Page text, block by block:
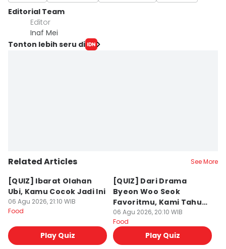
Editorial Team
Editor
Inaf Mei
Tonton lebih seru di
Related Articles See More
[QUIZ] Ibarat Olahan
Ubi, Kamu Cocok Jadi Ini
06 Agu 2026, 21:10 WIB
Food
Play Quiz
[QUIZ] Dari Drama
Byeon Woo Seok
Favoritmu, Kami Tahu
Makanan yang Cocok
untukmu
06 Agu 2026, 20:10 WIB
Food
Play Quiz